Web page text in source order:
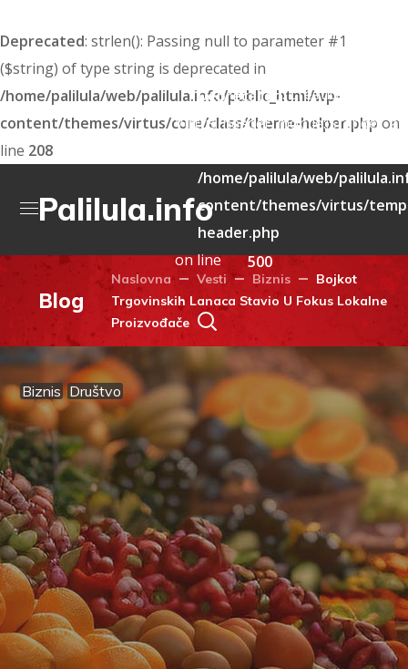
Deprecated: strlen(): Passing null to parameter #1
($string) of type string is deprecated in
/home/palilula/web/palilula.info/public_html/wp-
content/themes/virtus/core/class/theme-helper.php on
line 208
Palilula.info
Deprecated: Creation of
/home/palilula/web/
content/themes/virtus/
header.php
on line
500
Blog
Naslovna Vesti Biznis
Bojkot
Trgovinskih Lanaca Stavio U Fokus Lokalne
Proizvođače
Biznis Društvo